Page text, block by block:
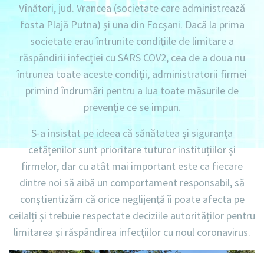
Vînători, jud. Vrancea (societate care administrează
fosta Plajă Putna) și una din Focșani. Dacă la prima
societate erau întrunite condițiile de limitare a
răspândirii infecției cu SARS COV2, cea de a doua nu
întrunea toate aceste condiții, administratorii firmei
primind îndrumări pentru a lua toate măsurile de
prevenție ce se impun.
S-a insistat pe ideea că sănătatea și siguranța
cetățenilor sunt prioritare tuturor instituțiilor și
firmelor, dar cu atât mai important este ca fiecare
dintre noi să aibă un comportament responsabil, să
conștientizăm că orice neglijență îi poate afecta pe
ceilalți și trebuie respectate deciziile autorităților pentru
limitarea și răspândirea infecțiilor cu noul coronavirus.